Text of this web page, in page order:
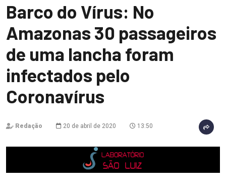
Barco do Vírus: No
Amazonas 30 passageiros
de uma lancha foram
infectados pelo
Coronavírus
Redação 20 de abril de 2020 13:50